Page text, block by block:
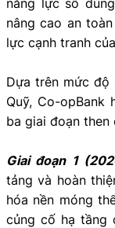
nâng cao an
lực cạnh tranh
Dựa trên mức độ
Quỹ, Co-opBank
ba giai đoạn then
Giai đoạn 1
tảng và hoàn
hóa nền móng
củng cố hạ tầng